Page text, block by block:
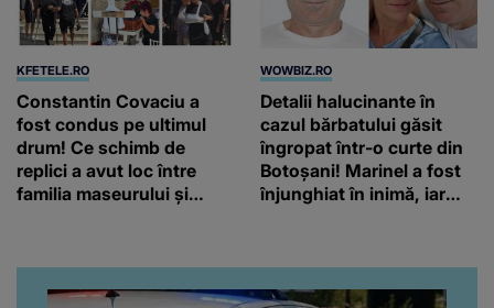
KFETELE.RO
Constantin Covaciu a
fost condus pe ultimul
drum! Ce schimb de
replici a avut loc între
familia maseurului și
obrazul.”
WOWBIZ.RO
Detalii halucinante în
cazul bărbatului găsit
îngropat într-o curte din
Botoșani! Marinel a fost
înjunghiat în inimă, iar